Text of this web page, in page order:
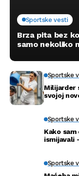
Sportske vesti
Brza pita bez
samo nekoliko
Sportske
Milijarder
svojoj
Sportske
Kako
ismijavali
Sportske